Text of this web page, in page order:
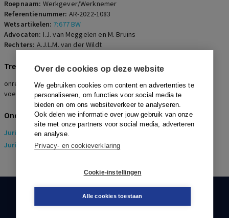
Over de cookies op deze website
We gebruiken cookies om content en advertenties te
personaliseren, om functies voor social media te
bieden en om ons websiteverkeer te analyseren.
Ook delen we informatie over jouw gebruik van onze
site met onze partners voor social media, adverteren
en analyse.
Privacy- en cookieverklaring
Cookie-instellingen
Alle cookies toestaan
Roepnaam: Werkgever/Werknemer
Referentienummer: AR-2022-1083
Wetsartikelen: 7:677 BW
Advocaten: I.J. van Meggelen en M. Bruins
Rechters: A.J.L.M. van der Wildt
Trefwoorden
onregelmatige opzegging, werknemer neemt ontslag op staande
voet, vrachtwagen, loon, overwerkuren
Onderwerpen
Juridisch> Arbeidsrecht
Juridisch > Sociaal Zekerheidsrecht
KLANTENSERVICE